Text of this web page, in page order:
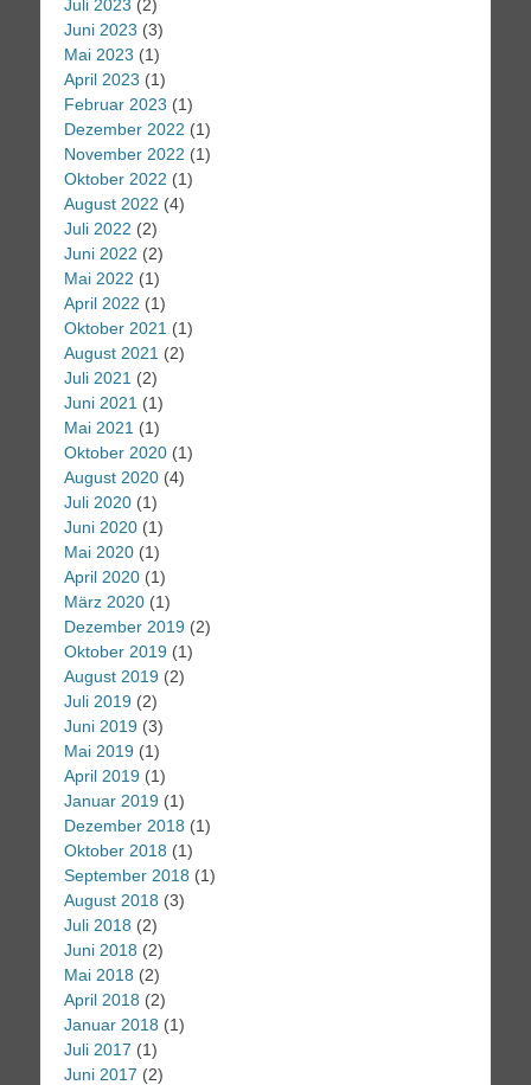
Juli 2023 (2)
Juni 2023 (3)
Mai 2023 (1)
April 2023 (1)
Februar 2023 (1)
Dezember 2022 (1)
November 2022 (1)
Oktober 2022 (1)
August 2022 (4)
Juli 2022 (2)
Juni 2022 (2)
Mai 2022 (1)
April 2022 (1)
Oktober 2021 (1)
August 2021 (2)
Juli 2021 (2)
Juni 2021 (1)
Mai 2021 (1)
Oktober 2020 (1)
August 2020 (4)
Juli 2020 (1)
Juni 2020 (1)
Mai 2020 (1)
April 2020 (1)
März 2020 (1)
Dezember 2019 (2)
Oktober 2019 (1)
August 2019 (2)
Juli 2019 (2)
Juni 2019 (3)
Mai 2019 (1)
April 2019 (1)
Januar 2019 (1)
Dezember 2018 (1)
Oktober 2018 (1)
September 2018 (1)
August 2018 (3)
Juli 2018 (2)
Juni 2018 (2)
Mai 2018 (2)
April 2018 (2)
Januar 2018 (1)
Juli 2017 (1)
Juni 2017 (2)